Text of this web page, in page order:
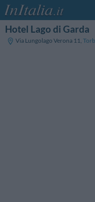
Hotel Lago di Garda
Via Lungolago Verona 11,